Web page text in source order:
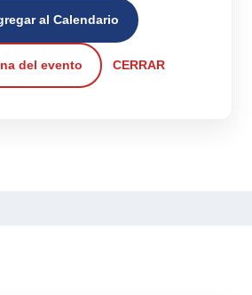
al Calendario
del evento CERRAR